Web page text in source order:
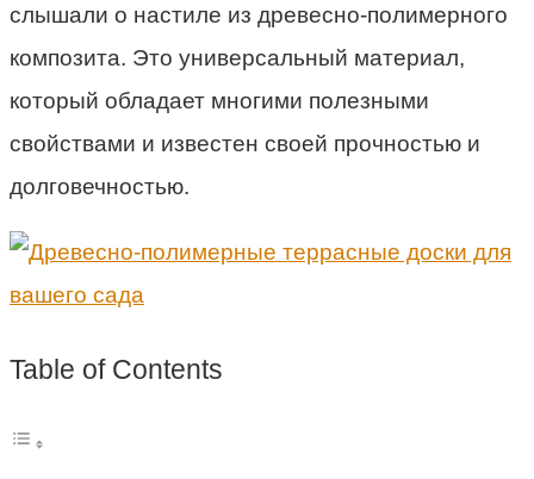
слышали о настиле из древесно-полимерного
композита. Это универсальный материал,
который обладает многими полезными
свойствами и известен своей прочностью и
долговечностью.
Table of Contents